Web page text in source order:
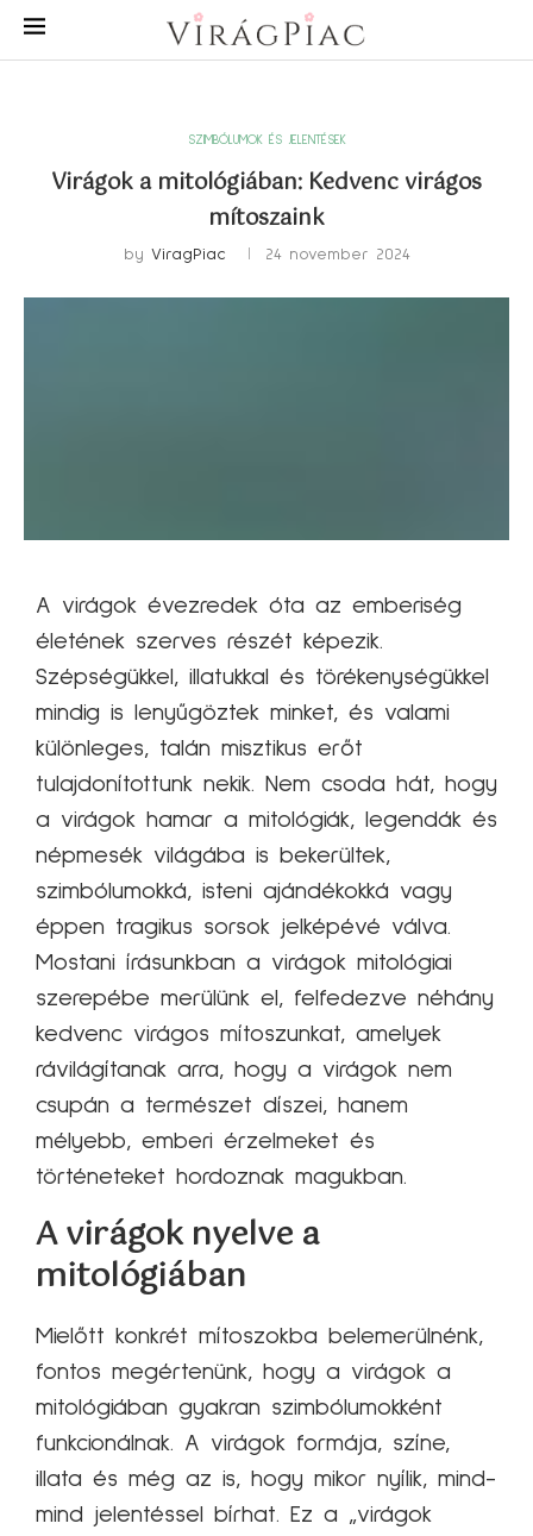
SZIMBÓLUMOK ÉS JELENTÉSEK
Virágok a mitológiában: Kedvenc virágos
mítoszaink
by ViragPiac 24 november 2024
A virágok évezredek óta az emberiség
életének szerves részét képezik.
Szépségükkel, illatukkal és törékenységükkel
mindig is lenyűgöztek minket, és valami
különleges, talán misztikus erőt
tulajdonítottunk nekik. Nem csoda hát, hogy
a virágok hamar a mitológiák, legendák és
népmesék világába is bekerültek,
szimbólumokká, isteni ajándékokká vagy
éppen tragikus sorsok jelképévé válva.
Mostani írásunkban a virágok mitológiai
szerepébe merülünk el, felfedezve néhány
kedvenc virágos mítoszunkat, amelyek
rávilágítanak arra, hogy a virágok nem
csupán a természet díszei, hanem
mélyebb, emberi érzelmeket és
történeteket hordoznak magukban.
A virágok nyelve a
mitológiában
Mielőtt konkrét mítoszokba belemerülnénk,
fontos megértenünk, hogy a virágok a
mitológiában gyakran szimbólumokként
funkcionálnak. A virágok formája, színe,
illata és még az is, hogy mikor nyílik, mind-
mind jelentéssel bírhat. Ez a „virágok